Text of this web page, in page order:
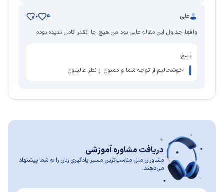
علی 5
0
واقعا جداول این مقاله عالی بود من هیچ جا انقدر کامل ندیده بودم
پاسخ:
خوشحالیم از توجه شما و ممنون از نظر عالیتون
دریافت مشاوره آموزشی
مشاوران ملل مناسب‌ترین مسیر یادگیری زبان را به شما پیشنهاد
می‌دهند.